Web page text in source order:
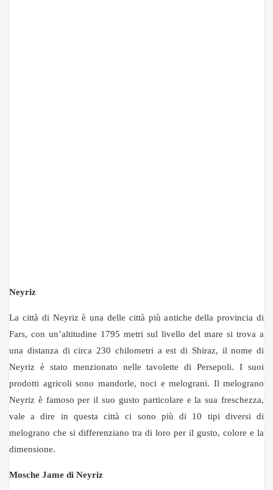
Neyriz
La città di Neyriz è una delle città più antiche della provincia di
Fars, con un’altitudine 1795 metri sul livello del mare si trova a
una distanza di circa 230 chilometri a est di Shiraz, il nome di
Neyriz è stato menzionato nelle tavolette di Persepoli. I suoi
prodotti agricoli sono mandorle, noci e melograni. Il melograno
Neyriz è famoso per il suo gusto particolare e la sua freschezza,
vale a dire in questa città ci sono più di 10 tipi diversi di
melograno che si differenziano tra di loro per il gusto, colore e la
dimensione.
Mosche Jame di Neyriz